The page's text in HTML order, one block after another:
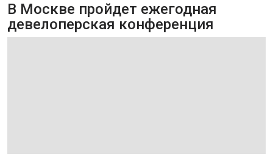
В Москве пройдет ежегодная
девелоперская конференция